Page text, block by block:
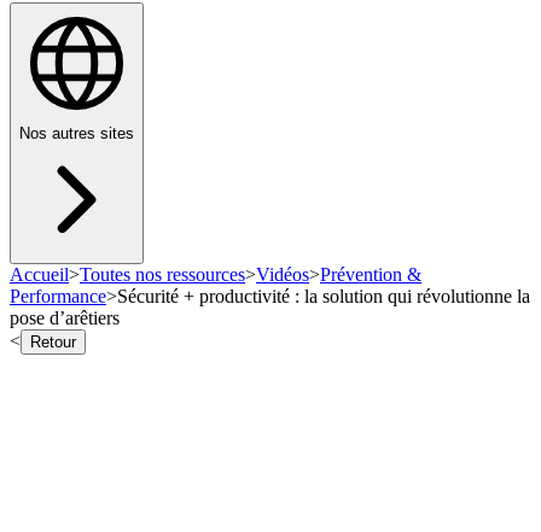
Nos autres sites
Accueil>Toutes nos ressources>Vidéos>Prévention &
Performance>Sécurité + productivité : la solution qui révolutionne la
pose d’arêtiers
<
Retour